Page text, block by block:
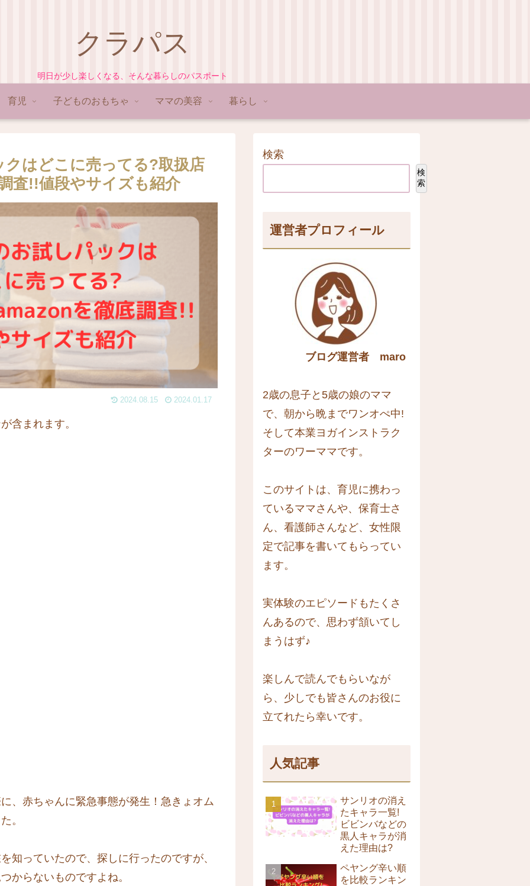
クラパス
明日が少し楽しくなる、そんな暮らしのパスポート
育児 子どものおもちゃ ママの美容 暮らし
はどこに売ってる?取扱店
査!!値段やサイズも紹介
2024.08.15 2024.01.17
含まれます。
、赤ちゃんに緊急事態が発生！急きょオム
。
知っていたので、探しに行ったのですが、
からないものですよね。
検索
検
索
運営者プロフィール
ブログ運営者 maro
2歳の息子と5歳の娘のママ
で、朝から晩までワンオぺ中!
そして本業ヨガインストラク
ターのワーママです。
このサイトは、育児に携わっ
ているママさんや、保育士さ
ん、看護師さんなど、女性限
定で記事を書いてもらってい
ます。
実体験のエピソードもたくさ
んあるので、思わず頷いてし
まうはず♪
楽しんで読んでもらいなが
ら、少しでも皆さんのお役に
立てれたら幸いです。
人気記事
サンリオの消え
たキャラ一覧!
ビビンバなどの
黒人キャラが消
えた理由は?
ペヤング辛い順
を比較ランキン